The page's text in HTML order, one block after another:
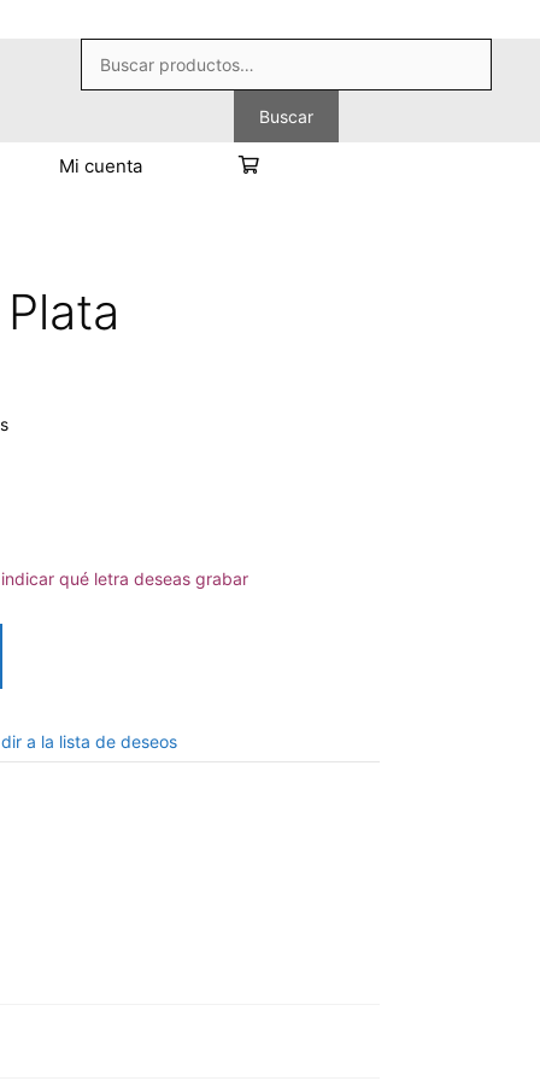
Buscar
por:
Buscar
Mi cuenta
qué letra deseas grabar
a la lista de deseos